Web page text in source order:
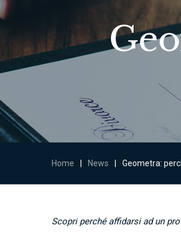
Home News Geometra:
Scopri perché affidarsi ad un